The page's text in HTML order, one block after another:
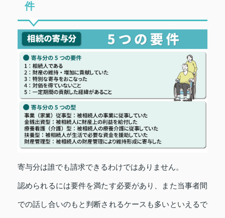
件
寄与分は誰でも請求できるわけではありません。
認められるには要件を満たす必要があり、また当事者間
での話し合いのもと判断されるケースも多いといえるで